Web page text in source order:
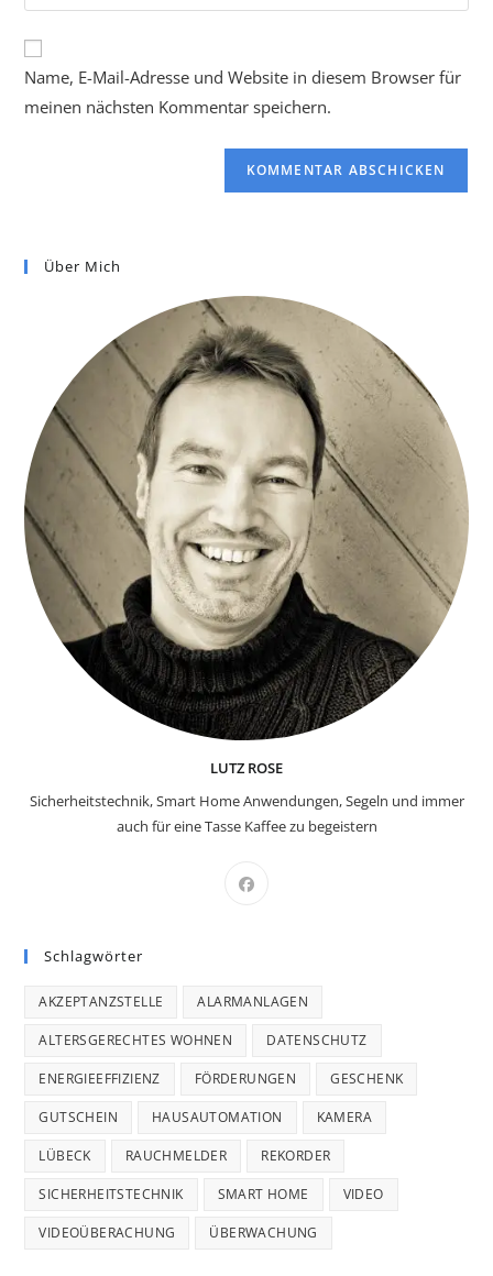
Name, E-Mail-Adresse und Website in diesem Browser für
meinen nächsten Kommentar speichern.
Über Mich
LUTZ ROSE
Sicherheitstechnik, Smart Home Anwendungen, Segeln und immer
auch für eine Tasse Kaffee zu begeistern
Schlagwörter
AKZEPTANZSTELLE ALARMANLAGEN
ALTERSGERECHTES WOHNEN DATENSCHUTZ
ENERGIEEFFIZIENZ FÖRDERUNGEN GESCHENK
GUTSCHEIN HAUSAUTOMATION KAMERA
LÜBECK RAUCHMELDER REKORDER
SICHERHEITSTECHNIK SMART HOME VIDEO
VIDEOÜBERACHUNG ÜBERWACHUNG